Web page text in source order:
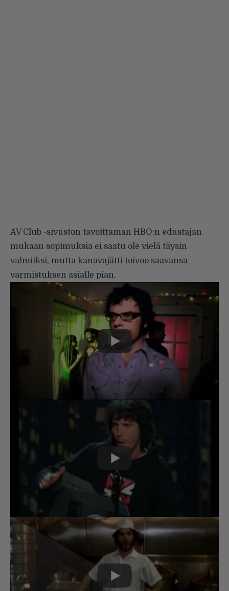
AV Club -sivuston tavoittaman HBO:n edustajan
mukaan sopimuksia ei saatu ole vielä täysin
valmiiksi, mutta kanavajätti toivoo saavansa
varmistuksen asialle pian.